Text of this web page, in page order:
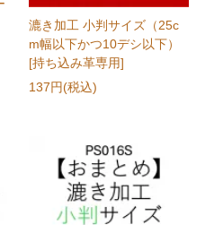
漉き加工 小判サイズ（25c
m幅以下かつ10デシ以下）
[持ち込み革専用]
137円(税込)